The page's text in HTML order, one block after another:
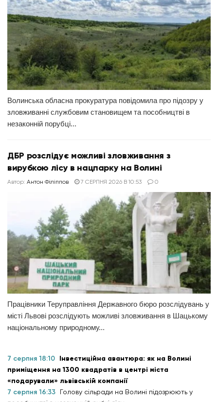
Волинська обласна прокуратура повідомила про підозру у
зловживанні службовим становищем та пособництві в
незаконній порубці...
ДБР розслідує можливі зловживання з
вирубкою лісу в нацпарку на Волині
Автор: Антон Філіппов 7 СЕРПНЯ 2026 В 10:53 0
Працівники Теруправління Державного бюро розслідувань у
місті Львові розслідують можливі зловживання в Шацькому
національному природному...
7 серпня 18:10 Інвестиційна авантюра: як на Волині
приміщення на 1300 квадратів в центрі міста
«подарували» львівській компанії
7 серпня 16:33
Голову сільради на Волині підозрюють у